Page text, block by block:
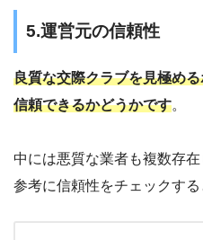
5.運営元の信頼性
良質な交際クラブを見極め
信頼できるかどうかです。
中には悪質な業者も複数存
参考に信頼性をチェックする